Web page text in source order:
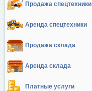
Продажа спецтехники
Аренда спецтехники
Продажа склада
Аренда склада
Платные услуги